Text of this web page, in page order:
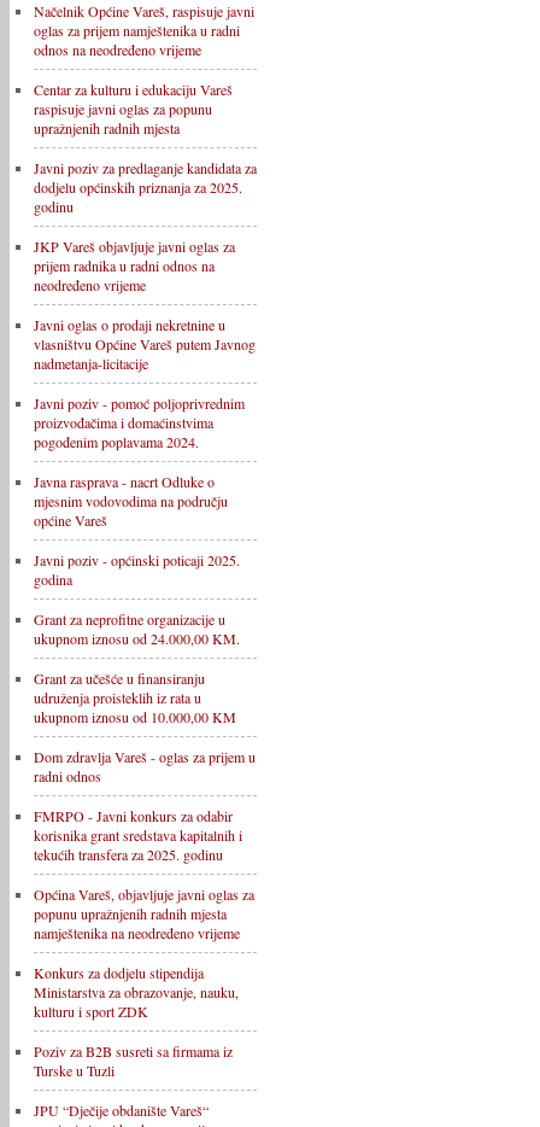
Načelnik Općine Vareš, raspisuje javni
oglas za prijem namještenika u radni
odnos na neodređeno vrijeme
Centar za kulturu i edukaciju Vareš
raspisuje javni oglas za popunu
upražnjenih radnih mjesta
Javni poziv za predlaganje kandidata za
dodjelu općinskih priznanja za 2025.
godinu
JKP Vareš objavljuje javni oglas za
prijem radnika u radni odnos na
neodređeno vrijeme
Javni oglas o prodaji nekretnine u
vlasništvu Općine Vareš putem Javnog
nadmetanja-licitacije
Javni poziv - pomoć poljoprivrednim
proizvođačima i domaćinstvima
pogođenim poplavama 2024.
Javna rasprava - nacrt Odluke o
mjesnim vodovodima na području
općine Vareš
Javni poziv - općinski poticaji 2025.
godina
Grant za neprofitne organizacije u
ukupnom iznosu od 24.000,00 KM.
Grant za učešće u finansiranju
udruženja proisteklih iz rata u
ukupnom iznosu od 10.000,00 KM
Dom zdravlja Vareš - oglas za prijem u
radni odnos
FMRPO - Javni konkurs za odabir
korisnika grant sredstava kapitalnih i
tekućih transfera za 2025. godinu
Općina Vareš, objavljuje javni oglas za
popunu upražnjenih radnih mjesta
namještenika na neodređeno vrijeme
Konkurs za dodjelu stipendija
Ministarstva za obrazovanje, nauku,
kulturu i sport ZDK
Poziv za B2B susreti sa firmama iz
Turske u Tuzli
JPU “Dječije obdanište Vareš“